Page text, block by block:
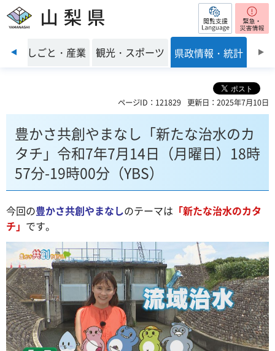
山梨県 閲覧支援
前のスライドを表示
境 しごと・産業 観光・スポーツ 県政情報・統計
ページID：121829 更新日：2025年7月10日
豊かさ共創やまなし「新たな治水のカ
タチ」令和7年7月14日（月曜日）18時
57分-19時00分（YBS）
今回の豊かさ共創やまなしのテーマは 「新たな治水のカタ
チ」 です。